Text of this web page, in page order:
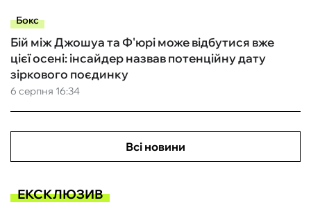
Бокс
6 серпня 16:34
Бій між Джошуа та Ф'юрі може відбутися вже
цієї осені: інсайдер назвав потенційну дату
зіркового поєдинку
Всі новини
ЕКСКЛЮЗИВ